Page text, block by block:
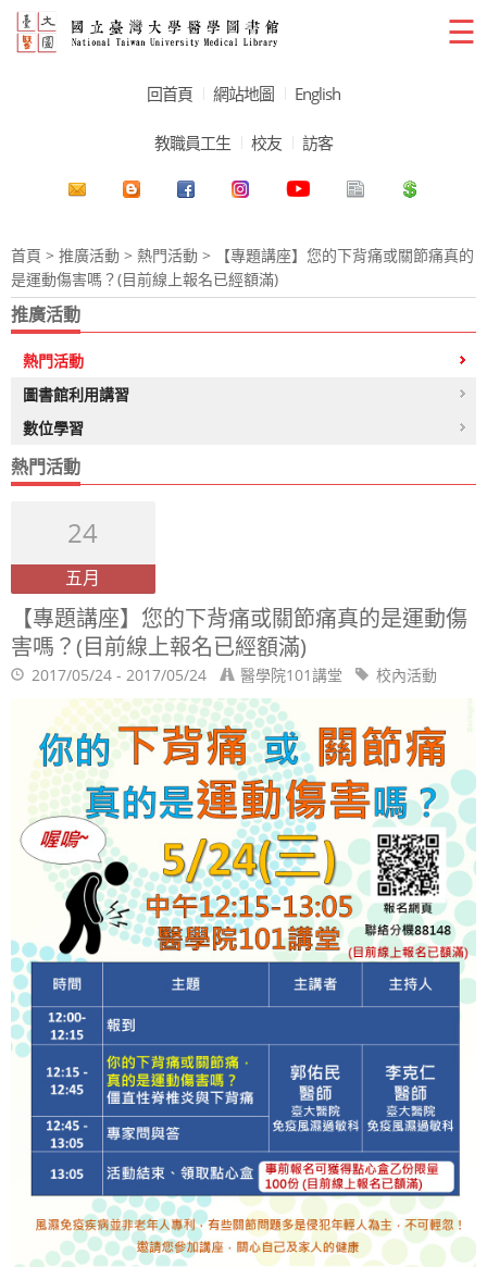
☰
回首頁 網站地圖 English
教職員工生 校友 訪客
首頁 > 推廣活動 > 熱門活動 > 【專題講座】您的下背痛或關節痛真的
是運動傷害嗎？(目前線上報名已經額滿)
推廣活動
熱門活動
圖書館利用講習
數位學習
熱門活動
24
五月
【專題講座】您的下背痛或關節痛真的是運動傷
害嗎？(目前線上報名已經額滿)
2017/05/24 - 2017/05/24 醫學院101講堂 校內活動